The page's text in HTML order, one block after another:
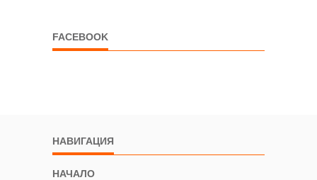
FACEBOOK
НАВИГАЦИЯ
НАЧАЛО